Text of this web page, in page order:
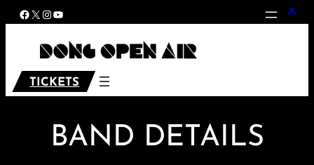
Zum
springen
Facebook
X Instagram
YouTube
TICKETS
BAND DETAILS